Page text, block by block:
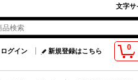
文字サ
0
ログイン 新規登録はこちら